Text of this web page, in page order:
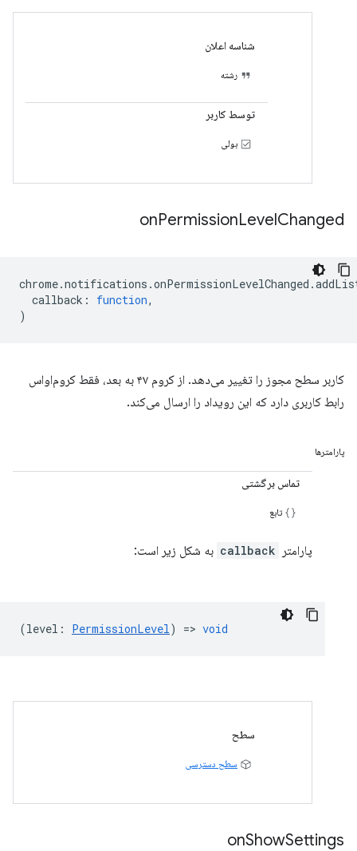
شناسه اعلان
رشته
توسط کاربر
بولی
onPermissionLevelChanged
chrome.notifications .onPermissionLevelChanged .
callback : function,
)
کاربر سطح مجوز را تغییر می‌دهد. از کروم ۴۷ به بعد، فقط کروم‌او‌اس
رابط کاربری دارد که این رویداد را ارسال می‌کند.
پارامترها
تماس برگشتی
تابع
پارامتر callback به شکل زیر است:
(level : PermissionLevel) => void
سطح
سطح دسترسی
onShowSettings